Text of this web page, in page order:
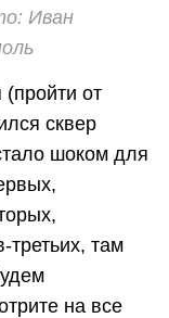
Иван
от
сквер
шоком для
третьих, там
на все